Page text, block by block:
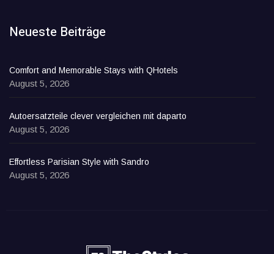
Neueste Beiträge
Comfort and Memorable Stays with QHotels
August 5, 2026
Autoersatzteile clever vergleichen mit daparto
August 5, 2026
Effortless Parisian Style with Sandro
August 5, 2026